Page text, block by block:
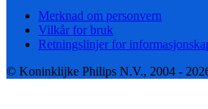
Merknad om personvern
Vilkår for bruk
Retningslinjer for
© Koninklijke Philips N.V., 2004 -